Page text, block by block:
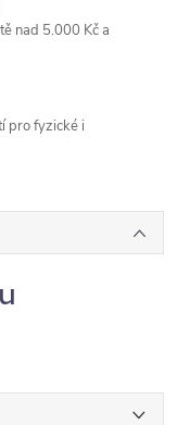
nad 5.000 Kč a
pro fyzické i